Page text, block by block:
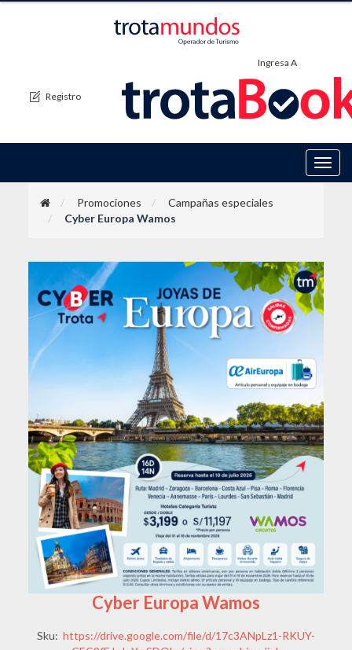
Registro
Ingresa A
Promociones
Campañas especiales
Cyber Europa Wamos
Cyber Europa Wamos
Sku: https://drive.google.com/file/d/17c3ANpLz1-RKUY-